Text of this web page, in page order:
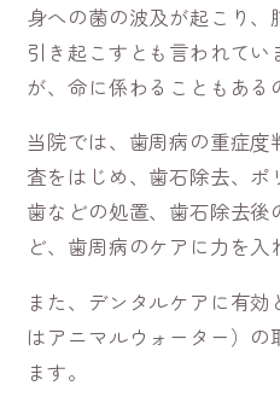
身への菌の波及が起こり、
引き起こすとも言われて
が、命に係わることもある
当院では、歯周病の重症
査をはじめ、歯石除去、
歯などの処置、歯石除去後
ど、歯周病のケアに力を入
また、デンタルケアに有
はアニマルウォーター）の
ます。